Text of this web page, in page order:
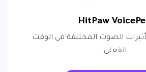
HitPaw
الصوت المختلفة في الوقت
الفعلي.